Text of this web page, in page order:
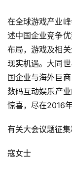
机
游
戏
休
闲
游
戏
0
在全球游戏产业
述中国企业竞争
布局，游戏及相
现实机遇。大同
国企业与海外巨
数码互动娱乐产
惊喜，尽在2016
有关大会议题征集
寇女士